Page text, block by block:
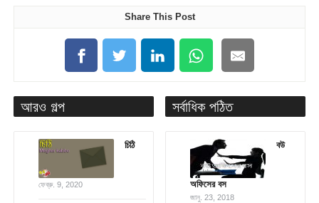
Share This Post
আরও গল্প
চিঠি
ফেব্রু. 9, 2020
সর্বাধিক পঠিত
বউ
অফিসের বস
জানু. 23, 2018